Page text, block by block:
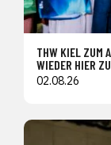
THW KIEL ZUM
WIEDER HIER
02.08.26